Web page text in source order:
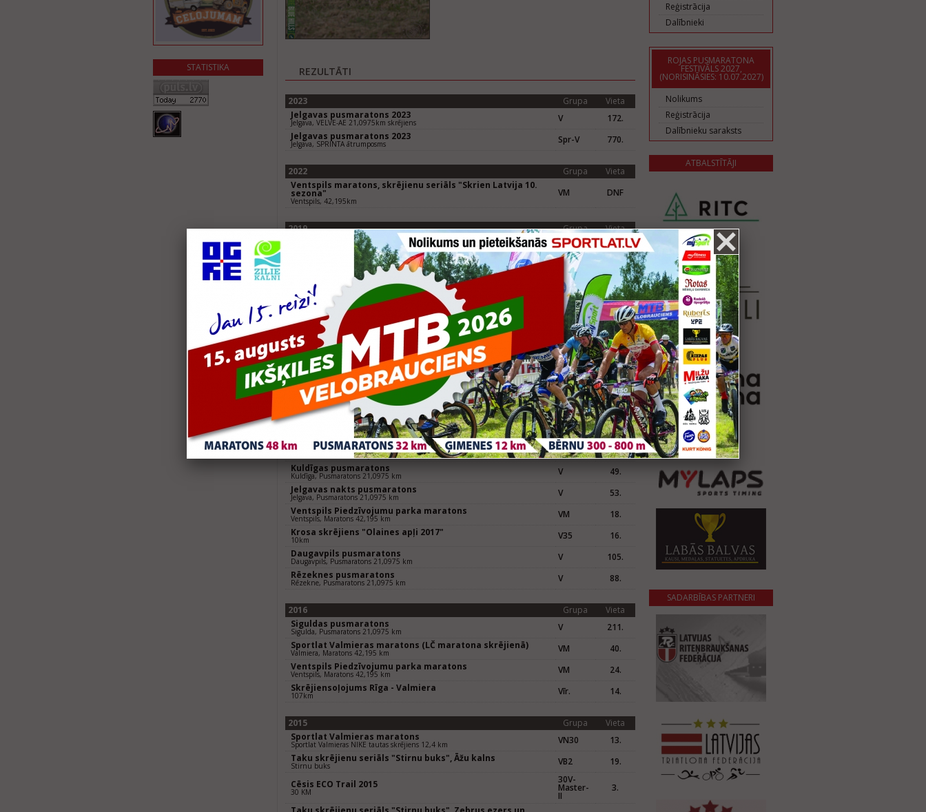
STATISTIKA REZULTĀTI
2023 Grupa
Vieta
Jelgavas pusmaratons 2023
Jelgava, VELVE-AE 21,0975km skrējiens V
172.
Jelgavas pusmaratons 2023
Jelgava, SPRINTA ātrumposms Spr-V 770.
2022 Grupa
Vieta
Ventspils maratons, skrējienu seriāls "Skrien Latvija 10.
sezona"
Ventspils, 42,195km
VM DNF
2019 Grupa
Vieta
Ventspils Piedzīvojumu parka maratons
Ventspils, 42,195km VM
12.
Liepājas pusmaratons
88.
2018 Grupa
Vieta
Siguldas pusmaratons
Sigulda, Pusmaratons 21,0975 km
134.
Kuldīgas pusmaratons
Kuldīga, Pusmaratons 21,0975 km
77.
Rēzeknes pusmaratons
Rēzekne, Pusmaratons 21,0975 km V
41.
Liepājas pusmaratons
Liepāja, Pusmaratons 21,0975 km V 124.
2017 Grupa
Vieta
Siguldas pusmaratons
Sigulda, Pusmaratons 21,0975 km V
149.
Sportlat Valmieras maratons
Valmiera, Maratona skrējiens 42,195 km VM
30.
Kuldīgas pusmaratons
Kuldīga, Pusmaratons 21,0975 km V
49.
Jelgavas nakts pusmaratons
Jelgava, Pusmaratons 21,0975 km V
53.
Ventspils Piedzīvojumu parka maratons
Ventspils, Maratons 42,195 km VM
18.
Krosa skrējiens "Olaines apļi 2017"
10km V35
16.
Daugavpils pusmaratons
Daugavpils, Pusmaratons 21,0975 km V
105.
Rēzeknes pusmaratons
Rēzekne, Pusmaratons 21,0975 km V 88.
2016 Grupa
Vieta
Siguldas pusmaratons
Sigulda, Pusmaratons 21,0975 km V
211.
Sportlat Valmieras maratons (LČ maratona skrējienā)
Valmiera, Maratons 42,195 km VM
40.
Ventspils Piedzīvojumu parka maratons
Ventspils, Maratons 42,195 km VM
24.
Skrējiensoļojums Rīga - Valmiera
107km Vīr. 14.
2015 Grupa
Vieta
Sportlat Valmieras maratons
Sportlat Valmieras NIKE tautas skrējiens 12,4 km VN30
13.
Taku skrējienu seriāls "Stirnu buks", Āžu kalns
Stirnu buks VB2
19.
Cēsis ECO Trail 2015
30 KM
30V-
Master-
II
3.
Reģistrācija
Dalībnieki
ROJAS PUSMARATONA
FESTIVĀLS 2027,
(NORISINĀSIES: 10.07.2027)
Nolikums
Reģistrācija
Dalībnieku saraksts
ATBALSTĪTĀJI
SADARBĪBAS PARTNERI